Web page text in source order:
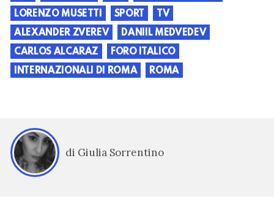
LORENZO MUSETTI
SPORT
TV
ALEXANDER ZVEREV
DANIIL MEDVEDEV
CARLOS ALCARAZ
FORO ITALICO
INTERNAZIONALI DI ROMA
ROMA
di Giulia Sorrentino